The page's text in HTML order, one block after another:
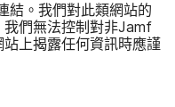
結。​我們​對​此​類​網站​的​
們​無法​控制​對​非Jamf
上​揭露​任何​資訊​時​應​謹​